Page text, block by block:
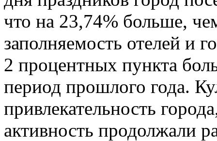
что на 23,74% больше,
заполняемость отелей и
2 процентных пункта
период прошлого года.
привлекательность
активность продолжали